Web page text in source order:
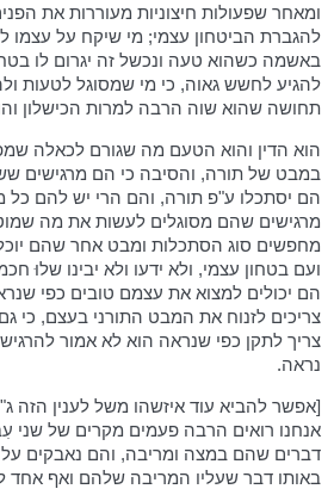
ומאחר שפעולות חיצוניות מעוררות את
להגברת הביטחון עצמי; מי שיקח על עצמו
באשמה כשהוא טעה ונכשל זה יגרום לו
להגיע לחשש גאוה, כי מי שמסוגל לטעות
תחושה שהוא שוה הרבה למרות הכישלון
הוא הדין והוא הטעם מה שגורם לכאלה
במבט של תורה, והסיבה כי הם מרגישים
הם יסתכלו ע"פ תורה, והם הרי יש להם כל
מרגישים שהם מסוגלים לעשות את מה
מחפשים סוג הסתכלות ומבט אחר שהם
ועם בטחון עצמי, ולא ידעו ולא יבינו שלוּ
הם יכולים למצוא את עצמם טובים כפי
צריכים לזנוח את המבט התורני בעצם, כי
צריך לתקן כפי שנראה הוא לא אמור
נראה.
[אפשר להביא עוד איזשהו משל לענין הזה
אנחנו רואים הרבה פעמים מקרים של שני
דברים שהם במצה ומריבה, והם נאבקים
באותו דבר שעליו המריבה שלהם ואף אחד